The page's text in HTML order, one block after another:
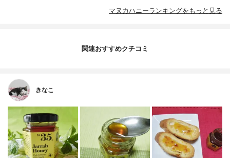
マヌカハニーランキングをもっと見る
関連おすすめクチコミ
きなこ